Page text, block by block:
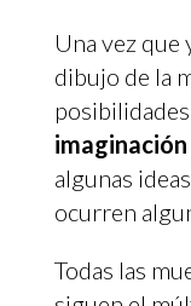
Una vez que
dibujo de la
algunas
ocurren
Todas las